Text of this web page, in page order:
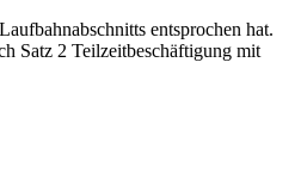
entsprochen hat.
Satz 2 Teilzeitbeschäftigung mit